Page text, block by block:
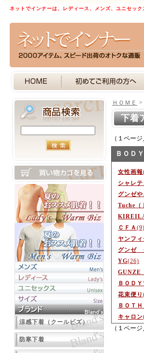
ネットでインナーは、レディース、メンズ、ユニセッ
涼感下着（クールビズ）
防寒下着
ＨＯＭＥ >
下着
（１ペー
ＢＯＤ
女性画報
シャレテ
グンゼ
Tuche（
ＣＦＡ (9)
ヤンフ
グンゼ
YG(26)
GUNZE
ＢＯＤ
花束便り
ＢＯＴ
キャロン
（１ペー